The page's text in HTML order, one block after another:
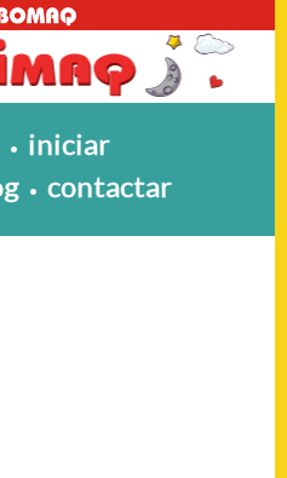
• iniciar
• contactar